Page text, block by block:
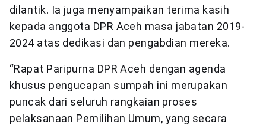
dilantik. Ia juga menyampaikan terima kasih
kepada anggota DPR Aceh masa jabatan 2019-
2024 atas dedikasi dan pengabdian mereka.
“Rapat Paripurna DPR Aceh dengan agenda
khusus pengucapan sumpah ini merupakan
puncak dari seluruh rangkaian proses
pelaksanaan Pemilihan Umum, yang secara